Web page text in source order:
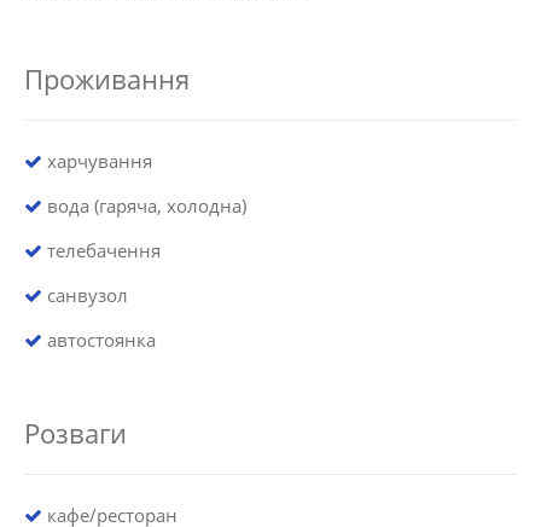
Проживання
харчування
вода (гаряча, холодна)
телебачення
санвузол
автостоянка
Розваги
кафе/ресторан